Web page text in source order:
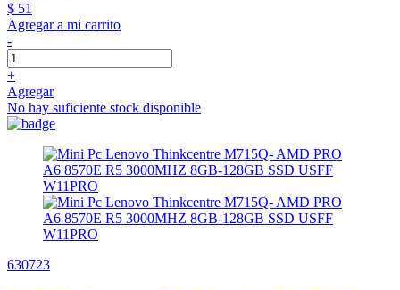
$ 51
Agregar a mi carrito
-
+
Agregar
No hay suficiente stock disponible
630723